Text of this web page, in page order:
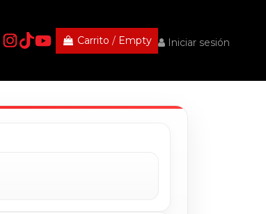
Carrito / Empty Iniciar sesión